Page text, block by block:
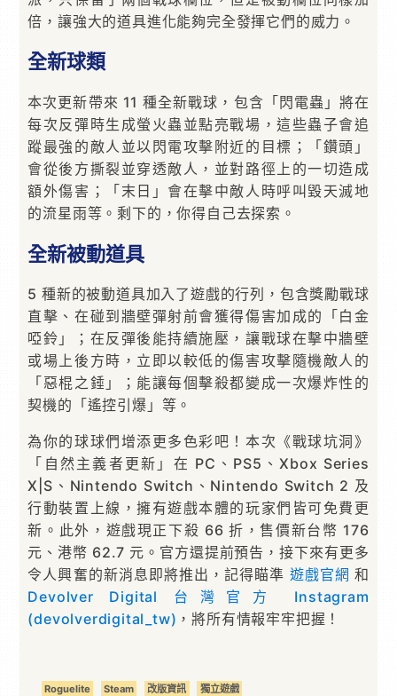
倍，讓強大的道具進化能夠完全發揮它們的威力。
全新球類
本次更新帶來 11 種全新戰球，包含「閃電蟲」將在
每次反彈時生成螢火蟲並點亮戰場，這些蟲子會追
蹤最強的敵人並以閃電攻擊附近的目標；「鑽頭」
會從後方撕裂並穿透敵人，並對路徑上的一切造成
額外傷害；「末日」會在擊中敵人時呼叫毀天滅地
的流星雨等。剩下的，你得自己去探索。
全新被動道具
5 種新的被動道具加入了遊戲的行列，包含獎勵戰球
直擊、在碰到牆壁彈射前會獲得傷害加成的「白金
啞鈴」；在反彈後能持續施壓，讓戰球在擊中牆壁
或場上後方時，立即以較低的傷害攻擊隨機敵人的
「惡棍之錘」；能讓每個擊殺都變成一次爆炸性的
契機的「遙控引爆」等。
為你的球球們增添更多色彩吧！本次《戰球坑洞》
「自然主義者更新」在 PC、PS5、Xbox Series
X|S、Nintendo Switch、Nintendo Switch 2 及
行動裝置上線，擁有遊戲本體的玩家們皆可免費更
新。此外，遊戲現正下殺 66 折，售價新台幣 176
元、港幣 62.7 元。官方還提前預告，接下來有更多
令人興奮的新消息即將推出，記得瞄準 遊戲官網 和
Devolver Digital 台灣官方 Instagram
(devolverdigital_tw) ，將所有情報牢牢把握！
Roguelite Steam 改版資訊 獨立遊戲